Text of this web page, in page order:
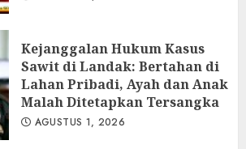
Kejanggalan Hukum Kasus
Sawit di Landak: Bertahan di
Lahan Pribadi, Ayah dan Anak
Malah Ditetapkan Tersangka
AGUSTUS 1, 2026